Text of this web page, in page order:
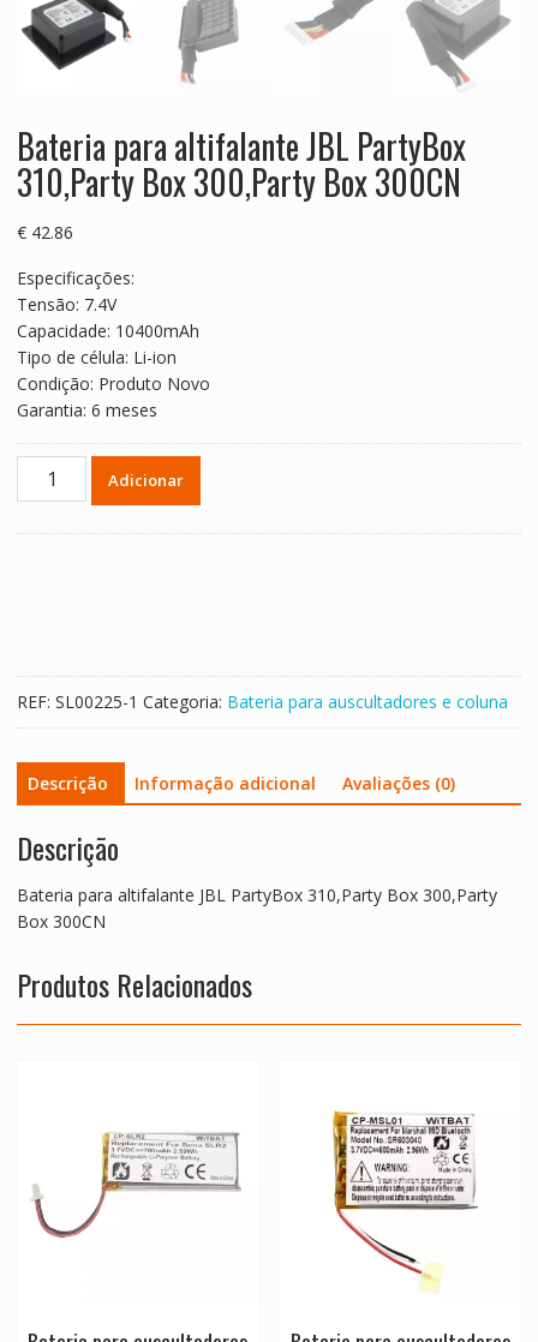
Bateria para altifalante JBL PartyBox
310,Party Box 300,Party Box 300CN
€42.86
Especificações:
Tensão: 7.4V
Capacidade: 10400mAh
Tipo de célula: Li-ion
Condição: Produto Novo
Garantia: 6 meses
Quantidade
Box
300,Party
Box
300CN
Adicionar
REF: SL00225-1 Categoria: Bateria para auscultadores e coluna
Descrição Informação adicional Avaliações (0)
Descrição
Bateria para altifalante JBL PartyBox 310,Party Box 300,Party
Box 300CN
Produtos Relacionados